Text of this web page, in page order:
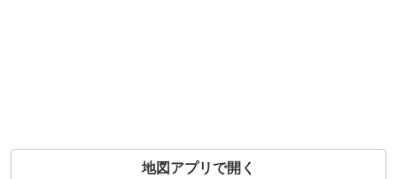
地図アプリで開く